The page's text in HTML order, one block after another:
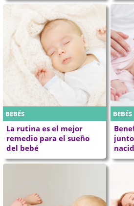
BEBÉS
La rutina es el mejor
remedio para el sueño
del bebé
BEBÉS